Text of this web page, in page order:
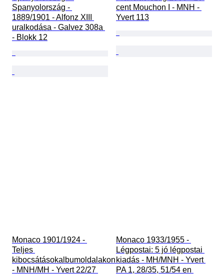
Spanyolország -
1889/1901 - Alfonz XIII
uralkodása - Galvez 308a
- Blokk 12
cent Mouchon I - MNH -
Yvert 113
Monaco 1901/1924 -
Teljes
kibocsátásokalbumoldalakon
- MNH/MH - Yvert 22/27
Monaco 1933/1955 -
Légpostai: 5 jó légpostai
kiadás - MH/MNH - Yvert
PA 1, 28/35, 51/54 en